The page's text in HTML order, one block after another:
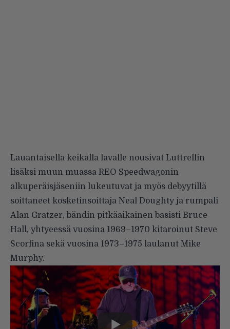
Lauantaisella keikalla lavalle nousivat Luttrellin
lisäksi muun muassa REO Speedwagonin
alkuperäisjäseniin lukeutuvat ja myös debyytillä
soittaneet kosketinsoittaja Neal Doughty ja rumpali
Alan Gratzer, bändin pitkäaikainen basisti Bruce
Hall, yhtyeessä vuosina 1969–1970 kitaroinut Steve
Scorfina sekä vuosina 1973–1975 laulanut Mike
Murphy.